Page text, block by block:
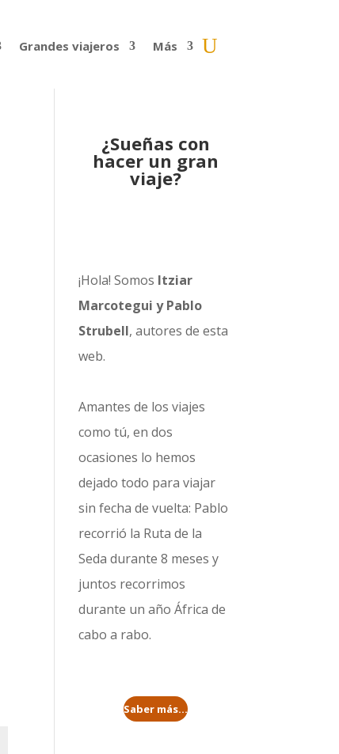
Grandes viajeros Más
¿Sueñas con
hacer un gran
viaje?
¡Hola! Somos Itziar
Marcotegui y Pablo
Strubell, autores de esta
web.
Amantes de los viajes
como tú, en dos
ocasiones lo hemos
dejado todo para viajar
sin fecha de vuelta: Pablo
recorrió la Ruta de la
Seda durante 8 meses y
juntos recorrimos
durante un añoÁfrica de
cabo a rabo.
Saber más...